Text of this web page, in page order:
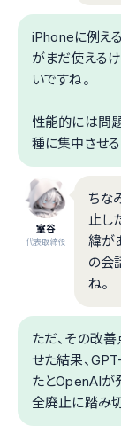
iPhoneに例え
がまだ使える
いですね。
性能的には問
種に集中させる
室谷
代表取締役
ちな
止し
緯が
の会
ね。
ただ、その改
せた結果、
たとOpenAIが
全廃止に踏み